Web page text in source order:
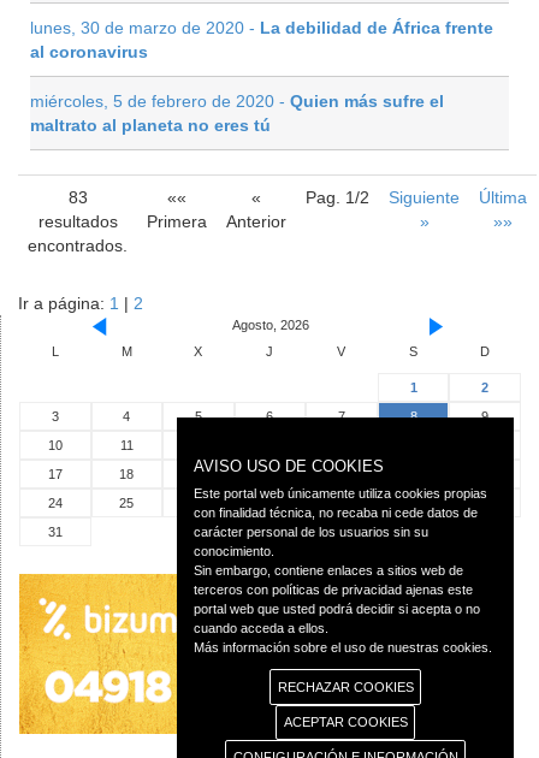
lunes, 30 de marzo de 2020 - La debilidad de África frente
al coronavirus
miércoles, 5 de febrero de 2020 - Quien más sufre el
maltrato al planeta no eres tú
83
resultados
encontrados.
««
Primera
«
Anterior
Pag. 1/2
Siguiente
»
Última
»»
Ir a página: 1 | 2
Agosto, 2026
L
M X J V S D
1
2
3
4 5 6 7 8
9
10
11
17
18 19 20 21
24
25 26 27 28 29
30
31
AVISO USO DE COOKIES
Este portal web únicamente utiliza cookies propias
con finalidad técnica, no recaba ni cede datos de
carácter personal de los usuarios sin su
conocimiento.
Sin embargo, contiene enlaces a sitios web de
terceros con políticas de privacidad ajenas este
portal web que usted podrá decidir si acepta o no
cuando acceda a ellos.
Más información sobre el uso de nuestras cookies.
RECHAZAR COOKIES
ACEPTAR COOKIES